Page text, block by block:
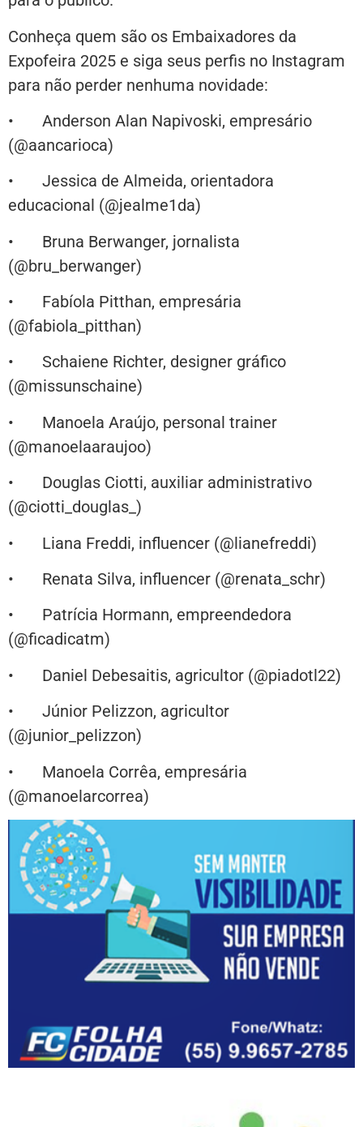
Conheça quem são os Embaixadores da
Expofeira 2025 e siga seus perfis no Instagram
para não perder nenhuma novidade:
• Anderson Alan Napivoski, empresário
(@aancarioca)
• Jessica de Almeida, orientadora
educacional (@jealme1da)
• Bruna Berwanger, jornalista
(@bru_berwanger)
• Fabíola Pitthan, empresária
(@fabiola_pitthan)
• Schaiene Richter, designer gráfico
(@missunschaine)
• Manoela Araújo, personal trainer
(@manoelaaraujoo)
• Douglas Ciotti, auxiliar administrativo
(@ciotti_douglas_)
• Liana Freddi, influencer (@lianefreddi)
• Renata Silva, influencer (@renata_schr)
• Patrícia Hormann, empreendedora
(@ficadicatm)
• Daniel Debesaitis, agricultor (@piadotl22)
• Júnior Pelizzon, agricultor
(@junior_pelizzon)
• Manoela Corrêa, empresária
(@manoelarcorrea)